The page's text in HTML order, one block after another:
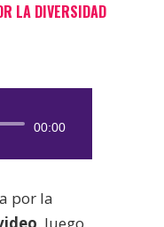
LA DIVERSIDAD
00:00
por la